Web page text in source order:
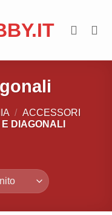
/ ACCESSORI
E DIAGONALI